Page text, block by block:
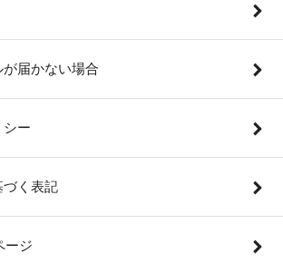
届かない場合
シー
づく表記
ージ